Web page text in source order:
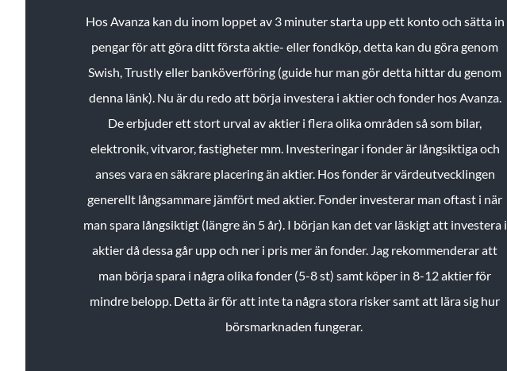
Hos Avanza kan du inom loppet av 3 minuter starta upp ett konto och sätta in
pengar för att göra ditt första aktie- eller fondköp, detta kan du göra genom
Swish, Trustly eller banköverföring (guide hur man gör detta hittar du genom
denna länk). Nu är du redo att börja investera i aktier och fonder hos Avanza.
De erbjuder ett stort urval av aktier i flera olika områden så som bilar,
elektronik, vitvaror, fastigheter mm. Investeringar i fonder är långsiktiga och
anses vara en säkrare placering än aktier. Hos fonder är värdeutvecklingen
generellt långsammare jämfört med aktier. Fonder investerar man oftast i när
man spara långsiktigt (längre än 5 år). I början kan det var läskigt att investera i
aktier då dessa går upp och ner i pris mer än fonder. Jag rekommenderar att
man börja spara i några olika fonder (5-8 st) samt köper in 8-12 aktier för
mindre belopp. Detta är för att inte ta några stora risker samt att lära sig hur
börsmarknaden fungerar.